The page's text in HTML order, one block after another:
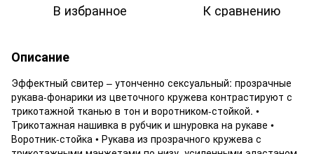
В избранное К сравнению
Описание
Эффектный свитер – утонченно сексуальный: прозрачные
рукава-фонарики из цветочного кружева контрастируют с
трикотажной тканью в тон и воротником-стойкой. •
Трикотажная нашивка в рубчик и шнуровка на рукаве •
Воротник-стойка • Рукава из прозрачного кружева с